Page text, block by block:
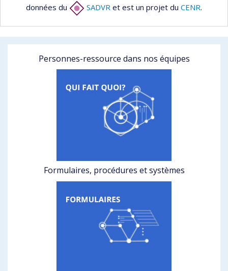
données du
SADVR et est un projet du CENR.
Personnes-ressource dans nos équipes
Formulaires, procédures et systèmes